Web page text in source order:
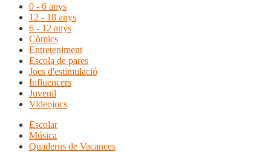
0 - 6 anys
12 - 18 anys
6 - 12 anys
Còmics
Entreteniment
Escola de pares
Jocs d'estimulació
Influencers
Juvenil
Videojocs
Escolar
Música
Quaderns de Vacances